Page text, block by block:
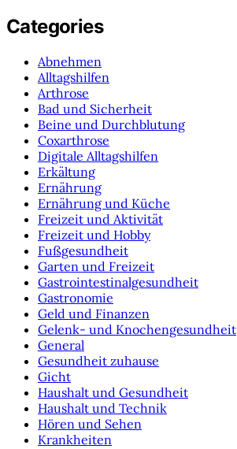
Categories
Abnehmen
Alltagshilfen
Arthrose
Bad und Sicherheit
Beine und Durchblutung
Coxarthrose
Digitale Alltagshilfen
Erkältung
Ernährung
Ernährung und Küche
Freizeit und Aktivität
Freizeit und Hobby
Fußgesundheit
Garten und Freizeit
Gastrointestinalgesundheit
Gastronomie
Geld und Finanzen
Gelenk- und Knochengesundheit
General
Gesundheit zuhause
Gicht
Haushalt und Gesundheit
Haushalt und Technik
Hören und Sehen
Krankheiten